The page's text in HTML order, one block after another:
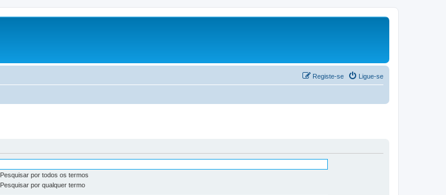
Ligue-se
Registe-se
Pesquisar por todos os termos
Pesquisar por qualquer termo